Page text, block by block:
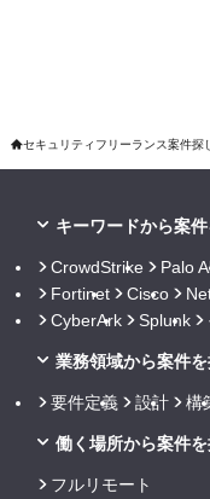
セキュリティフリーランス案件探
キーワードから案
CrowdStrike Palo
Fortinet
Cisco
CyberArk
Splunk
業務領域から案件
要件定義 設計 構
働く場所から案件
フルリモート